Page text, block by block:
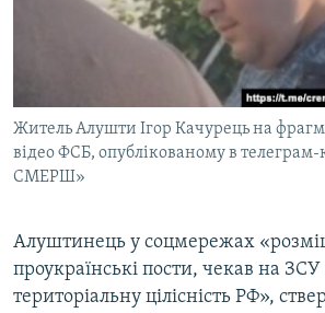
Житель Алушти Ігор Качурець на
відео ФСБ, опублікованому в
СМЕРШ»
Алуштинець у соцмережах
проукраїнські пости, чекав на ЗСУ
територіальну цілісність РФ»,